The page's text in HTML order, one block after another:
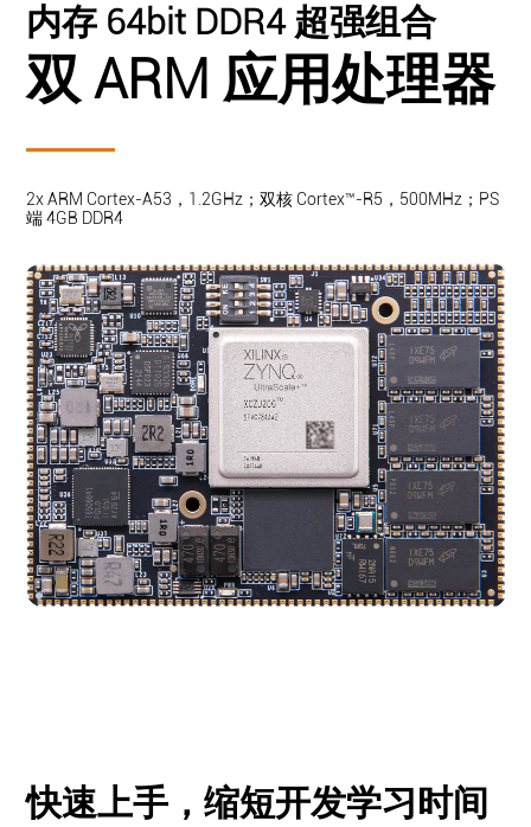
内存 64bit DDR4 超强组合
双 ARM 应用处理器
2x ARM Cortex-A53，1.2GHz；双核 Cortex™-R5，500MHz；PS
端 4GB DDR4
快速上手，缩短开发学习时间